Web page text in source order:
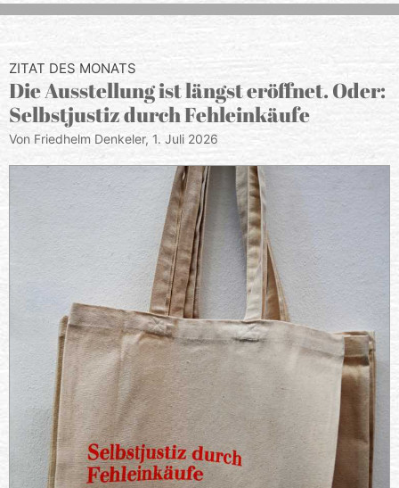
ZITAT DES MONATS
Die Ausstellung ist längst eröffnet. Oder:
Selbstjustiz durch Fehleinkäufe
Von Friedhelm Denkeler, 1. Juli 2026